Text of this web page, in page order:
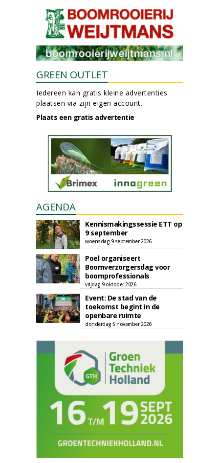
GREEN OUTLET
Iedereen kan gratis kleine advertenties
plaatsen via zijn eigen account.
Plaats een gratis advertentie
AGENDA
Kennismakingssessie ETT op
9 september
woensdag 9 september 2026
Poel organiseert
Boomverzorgersdag voor
boomprofessionals
vrijdag 9 oktober 2026
Event: De stad van de
toekomst begint in de
openbare ruimte
donderdag 5 november 2026